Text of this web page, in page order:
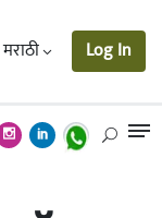
मराठी Log In